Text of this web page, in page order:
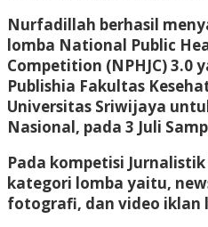
Nurfadillah berhasil
lomba National Public
Competition (NPHJC) 3.0
Publishia Fakultas
Universitas Sriwijaya
Nasional, pada 3 Juli
Pada kompetisi
kategori lomba yaitu,
fotografi, dan video iklan